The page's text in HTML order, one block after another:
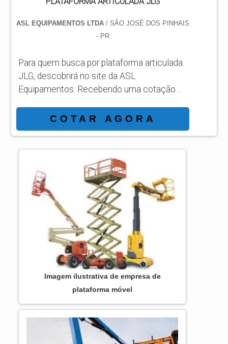
ASL EQUIPAMENTOS LTDA/ SÃO JOSÉ DOS PINHAIS
- PR
Para quem busca por plataforma articulada
JLG, descobrirá no site da ASL
Equipamentos. Recebendo uma cotação
conhecendo a sofisticação, qualidade e
preço justo em um só lugar. DETALHES
Se alguém quer achar plataforma articulada
JLG em uma empresa responsável, vai até
o site da ASL Equipamentos.
Disponibilizando para os clientes
plataformas elevatórias móveis de trabal...
COTAR AGORA
Imagem ilustrativa de empresa de
plataforma móvel